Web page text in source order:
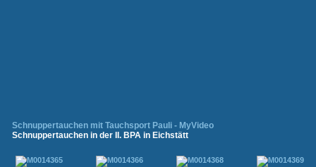
Schnuppertauchen mit Tauchsport Pauli - MyVideo
Schnuppertauchen in der II. BPA in Eichstätt